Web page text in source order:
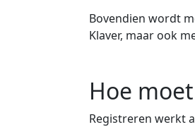
Bovendien wordt
Klaver, maar ook
Hoe
Registreren werkt